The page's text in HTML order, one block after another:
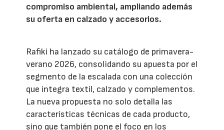
compromiso ambiental, ampliando además
su oferta en calzado y accesorios.
Rafiki ha lanzado su catálogo de primavera-
verano 2026, consolidando su apuesta por el
segmento de la escalada con una colección
que integra textil, calzado y complementos.
La nueva propuesta no solo detalla las
características técnicas de cada producto,
sino que también pone el foco en los